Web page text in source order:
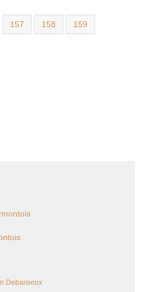
157 158 159
Debaisieux